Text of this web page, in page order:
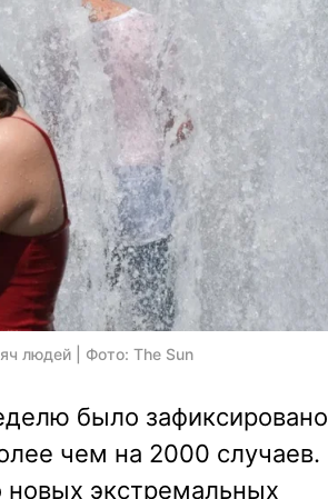
людей | Фото: The Sun
было зафиксировано
чем на 2000 случаев.
экстремальных